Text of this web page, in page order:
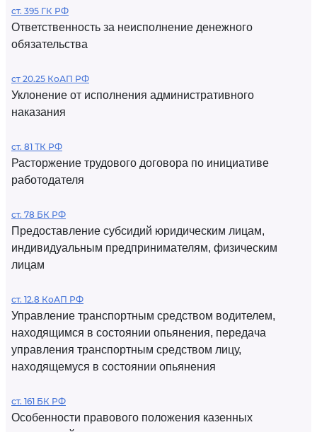
ст. 395 ГК РФ
Ответственность за неисполнение денежного
обязательства
ст 20.25 КоАП РФ
Уклонение от исполнения административного
наказания
ст. 81 ТК РФ
Расторжение трудового договора по инициативе
работодателя
ст. 78 БК РФ
Предоставление субсидий юридическим лицам,
индивидуальным предпринимателям, физическим
лицам
ст. 12.8 КоАП РФ
Управление транспортным средством водителем,
находящимся в состоянии опьянения, передача
управления транспортным средством лицу,
находящемуся в состоянии опьянения
ст. 161 БК РФ
Особенности правового положения казенных